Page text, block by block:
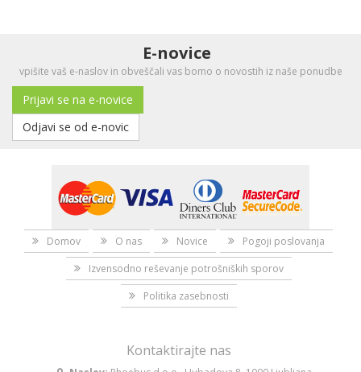
E-novice
vpišite vaš e-naslov in obveščali vas bomo o novostih iz naše ponudbe
Prijavi se na e-novice
Odjavi se od e-novic
Domov O nas Novice
Pogoji poslovanja
Izvensodno reševanje potrošniških sporov
Politika zasebnosti
Kontaktirajte nas